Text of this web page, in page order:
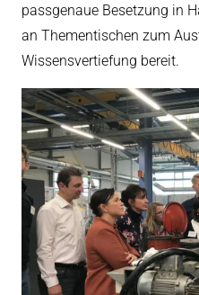
passgenaue Besetzung in
an Thementischen zum
Wissensvertiefung bereit.